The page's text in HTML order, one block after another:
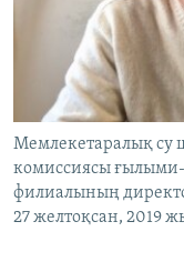
Мемлекетаралық су
комиссиясы
филиалының
27 желтоқсан, 2019